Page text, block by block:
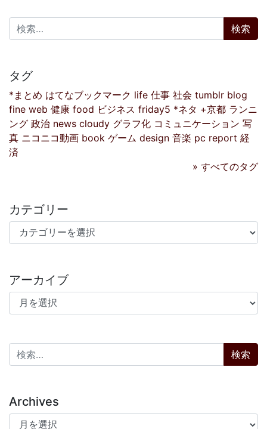
検索:
タグ
*まとめ はてなブックマーク life 仕事 社会 tumblr blog
fine web 健康 food ビジネス friday5 *ネタ +京都 ランニ
ング 政治 news cloudy グラフ化 コミュニケーション 写
真 ニコニコ動画 book ゲーム design 音楽 pc report 経
済
» すべてのタグ
カテゴリー
カテゴリー
アーカイブ
アーカイブ
検索:
Archives
Archives